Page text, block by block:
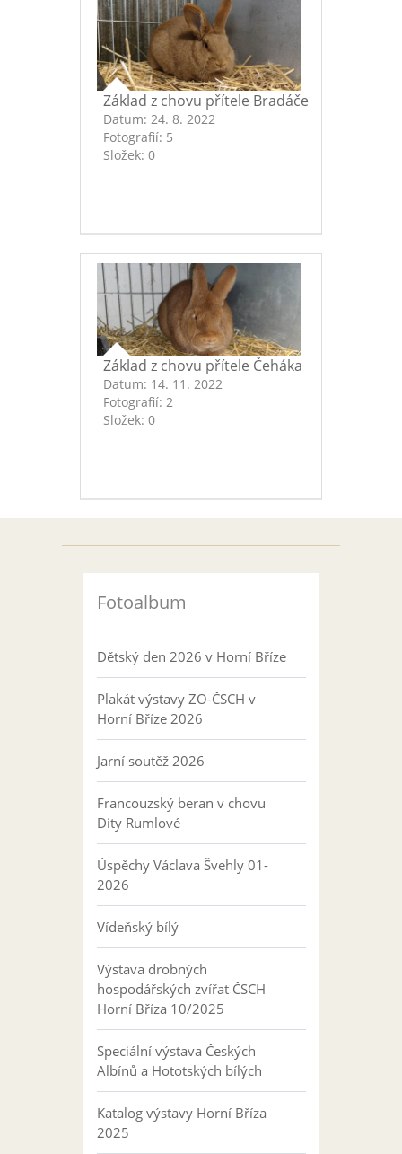
Základ z chovu přítele Bradáče
Datum: 24. 8. 2022
Fotografií: 5
Složek: 0
Základ z chovu přítele Čeháka
Datum: 14. 11. 2022
Fotografií: 2
Složek: 0
Fotoalbum
Dětský den 2026 v Horní Bříze
Plakát výstavy ZO-ČSCH v
Horní Bříze 2026
Jarní soutěž 2026
Francouzský beran v chovu
Dity Rumlové
Úspěchy Václava Švehly 01-
2026
Vídeňský bílý
Výstava drobných
hospodářských zvířat ČSCH
Horní Bříza 10/2025
Speciální výstava Českých
Albínů a Hototských bílých
Katalog výstavy Horní Bříza
2025